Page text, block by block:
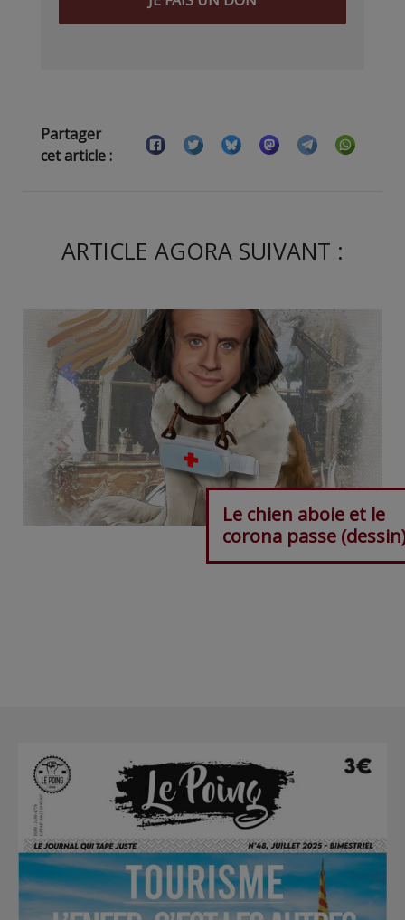
Partager
cet article :
ARTICLE AGORA SUIVANT :
Le chien aboie et le
corona passe